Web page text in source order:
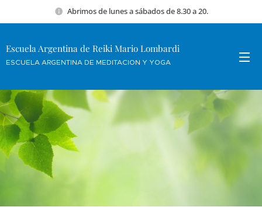
Abrimos de lunes a sábados de 8.30 a 20.
Escuela Argentina de Reiki Mario Lombardi
ESCUELA ARGENTINA DE MEDITACION Y YOGA